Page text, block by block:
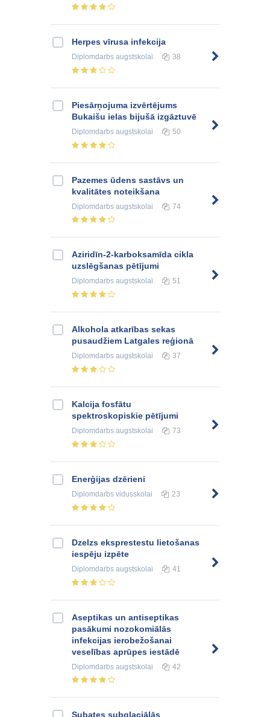
Herpes vīrusa infekcija
Diplomdarbs augstskolai 38
Piesārņojuma izvērtējums
Bukaišu ielas bijušā izgāztuvē
Diplomdarbs augstskolai 50
Pazemes ūdens sastāvs un
kvalitātes noteikšana
Diplomdarbs augstskolai 74
Aziridīn-2-karboksamīda cikla
uzslēgšanas pētījumi
Diplomdarbs augstskolai 51
Alkohola atkarības sekas
pusaudžiem Latgales reģionā
Diplomdarbs augstskolai 37
Kalcija fosfātu
spektroskopiskie pētījumi
Diplomdarbs augstskolai 73
Enerģijas dzērieni
Diplomdarbs vidusskolai 23
Dzelzs eksprestestu lietošanas
iespēju izpēte
Diplomdarbs augstskolai 41
Aseptikas un antiseptikas
pasākumi nozokomiālās
infekcijas ierobežošanai
veselības aprūpes iestādē
Diplomdarbs augstskolai 42
Subates subglaciālās